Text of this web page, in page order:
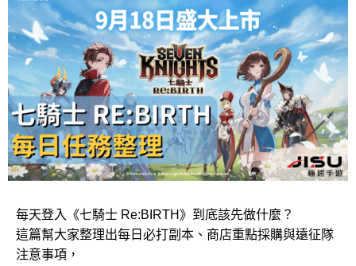
每天登入《七騎士 Re:BIRTH》到底該先做什麼？
這篇幫大家整理出每日必打副本、商店重點採購與遠征隊
注意事項，